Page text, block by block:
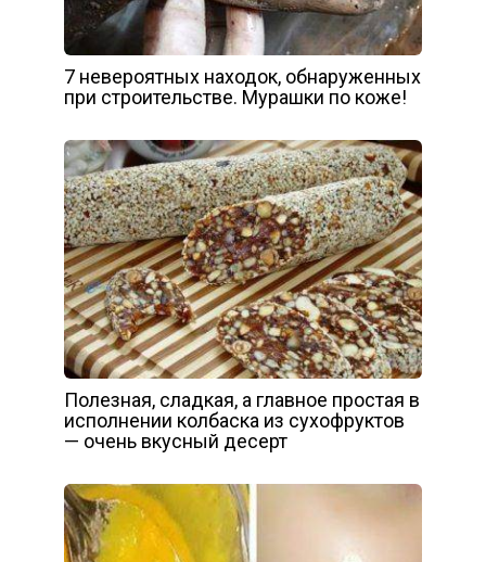
7 невероятных находок, обнаруженных
при строительстве. Мурашки по коже!
Полезная, сладкая, а главное простая в
исполнении колбаска из сухофруктов
— очень вкусный десерт